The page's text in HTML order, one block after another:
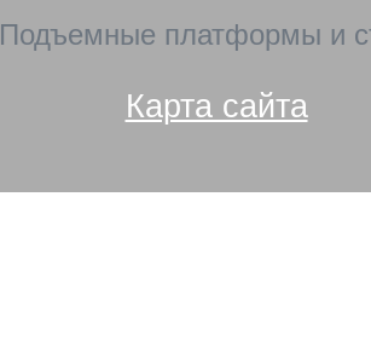
Подъемные платформы и
Карта сайта